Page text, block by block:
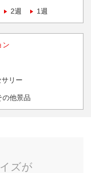
2週 1週
ン
リー
の他景品